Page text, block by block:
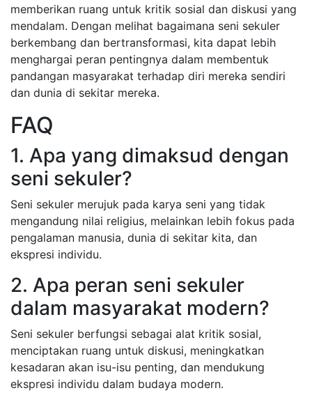
memberikan ruang untuk kritik sosial dan diskusi yang
mendalam. Dengan melihat bagaimana seni sekuler
berkembang dan bertransformasi, kita dapat lebih
menghargai peran pentingnya dalam membentuk
pandangan masyarakat terhadap diri mereka sendiri
dan dunia di sekitar mereka.
FAQ
1. Apa yang dimaksud dengan
seni sekuler?
Seni sekuler merujuk pada karya seni yang tidak
mengandung nilai religius, melainkan lebih fokus pada
pengalaman manusia, dunia di sekitar kita, dan
ekspresi individu.
2. Apa peran seni sekuler
dalam masyarakat modern?
Seni sekuler berfungsi sebagai alat kritik sosial,
menciptakan ruang untuk diskusi, meningkatkan
kesadaran akan isu-isu penting, dan mendukung
ekspresi individu dalam budaya modern.